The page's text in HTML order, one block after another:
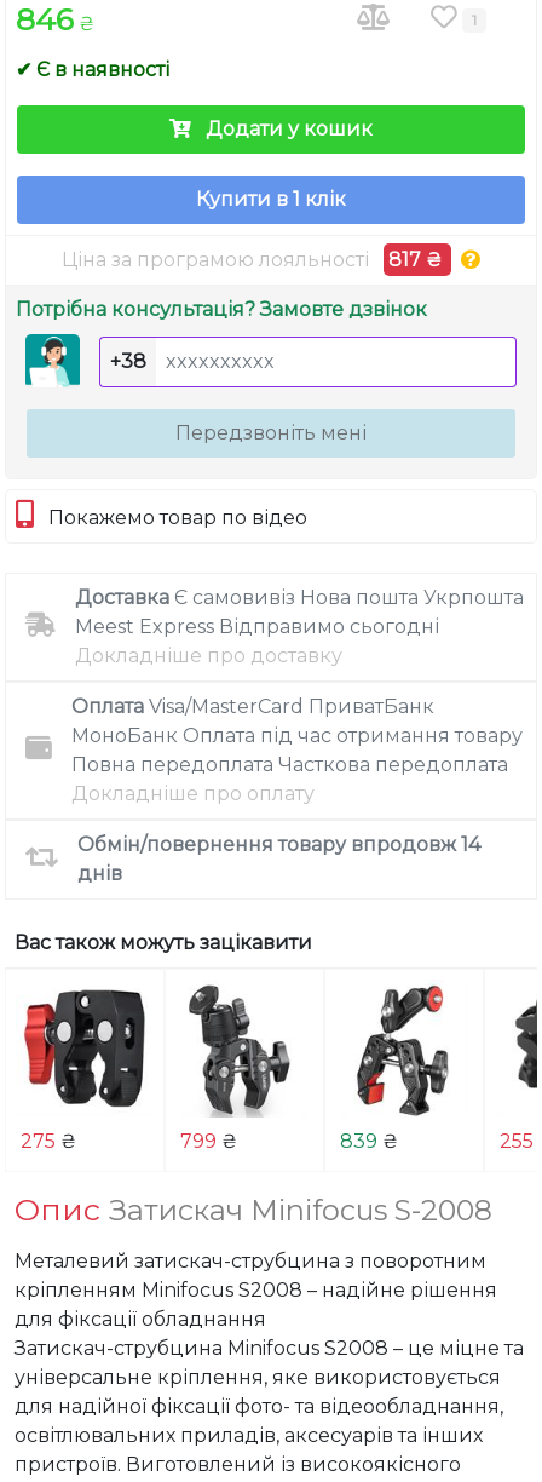
846 ₴ 1
✔ Є в наявності
Додати у кошик
Купити в 1 клік
Ціна за програмою лояльності 817 ₴
Потрібна консультація? Замовте дзвінок
+38
Передзвоніть мені
Покажемо товар по відео
Доставка Є самовивіз Нова пошта Укрпошта
Meest Express Відправимо сьогодні
Докладніше про доставку
Оплата Visa/MasterCard ПриватБанк
МоноБанк Оплата під час отримання товару
Повна передоплата Часткова передоплата
Докладніше про оплату
Обмін/повернення товару впродовж 14
днів
Вас також можуть зацікавити
275 ₴ 799 ₴ 839 ₴ 255
Опис Затискач Minifocus S-2008
Металевий затискач-струбцина з поворотним
кріпленням Minifocus S2008 – надійне рішення
для фіксації обладнання
Затискач-струбцина Minifocus S2008 – це міцне та
універсальне кріплення, яке використовується
для надійної фіксації фото- та відеообладнання,
освітлювальних приладів, аксесуарів та інших
пристроїв. Виготовлений із високоякісного